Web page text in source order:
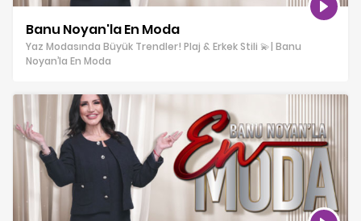
Banu Noyan'la En Moda
Yaz Modasında Büyük Trendler! Plaj & Erkek Stili 💫| Banu
Noyan’la En Moda